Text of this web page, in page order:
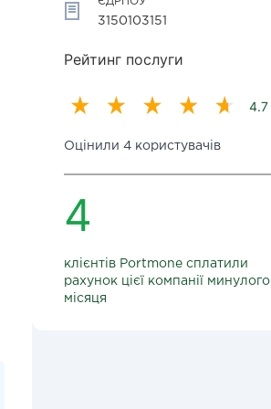
3150103151
Рейтинг послуги
4.7
Оцінили 4 користувачів
4
клієнтів Portmone сплатили
рахунок цієї компанії минулого
місяця